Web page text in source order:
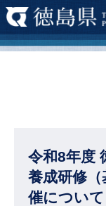
令和8年度
養成研修（
催について